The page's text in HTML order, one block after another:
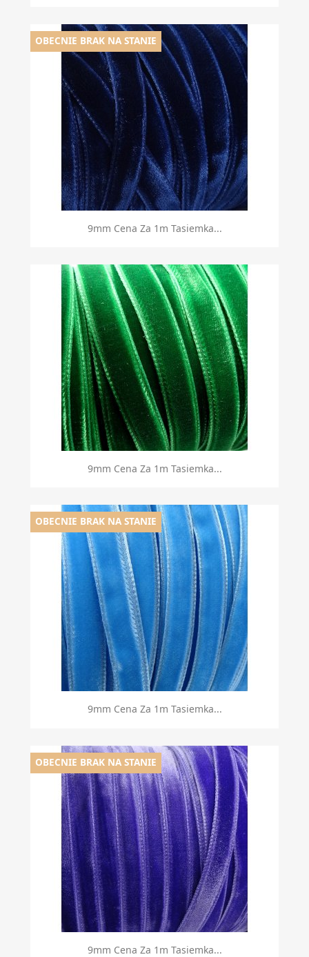
9mm Cena Za 1m Tasiemka...
OBECNIE BRAK NA STANIE
9mm Cena Za 1m Tasiemka...
9mm Cena Za 1m Tasiemka...
OBECNIE BRAK NA STANIE
9mm Cena Za 1m Tasiemka...
OBECNIE BRAK NA STANIE